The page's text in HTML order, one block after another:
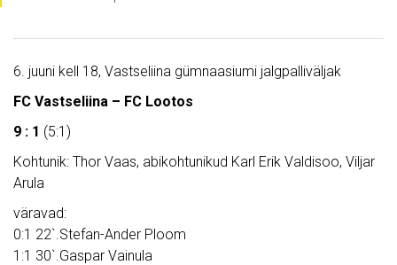
6. juuni kell 18, Vastseliina gümnaasiumi jalgpalliväljak
FC Vastseliina – FC Lootos
9 : 1 (5:1)
Kohtunik: Thor Vaas, abikohtunikud Karl Erik Valdisoo, Viljar
Arula
väravad:
0:1 22`.Stefan-Ander Ploom
1:1 30`.Gaspar Vainula